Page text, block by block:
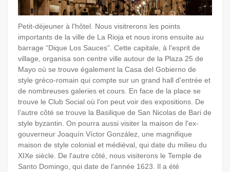
Petit-déjeuner à l'hôtel. Nous visitrerons les points
importants de la ville de La Rioja et nous irons ensuite au
barrage “Dique Los Sauces”. Cette capitale, à l'esprit de
village, organisa son centre ville autour de la Plaza 25 de
Mayo où se trouve également la Casa del Gobierno de
style gréco-romain qui compte sur un grand hall d'entrée et
de nombreuses galeries et cours. En face de la place se
trouve le Club Social où l'on peut voir des expositions. De
l’autre côté se trouve la Basilique de San Nicolas de Bari de
style byzantin. On pourra aussi visiter la maison de l'ex-
gouverneur Joaquín Víctor González, une magnifique
maison de style colonial et médiéval, qui date du milieu du
XIXe siècle. De l'autre côté, nous visiterons le Temple de
Santo Domingo, qui date de l'année 1623. Il a été